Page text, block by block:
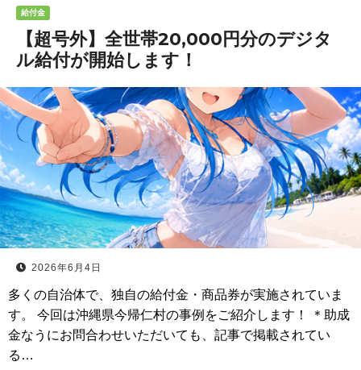
給付金
【超号外】全世帯20,000円分のデジタ
ル給付が開始します！
2026年6月4日
多くの自治体で、独自の給付金・商品券が実施されていま
す。 今回は沖縄県今帰仁村の事例をご紹介します！ ＊助成
金なうにお問合わせいただいても、記事で掲載されてい
る…